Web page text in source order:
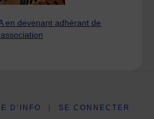
en devenant adhérant de
D’INFO SE CONNECTER